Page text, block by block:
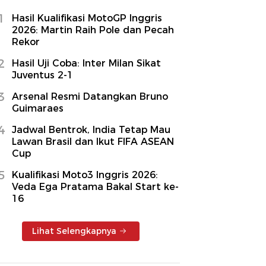
Hasil Kualifikasi MotoGP Inggris
2026: Martin Raih Pole dan Pecah
Rekor
Hasil Uji Coba: Inter Milan Sikat
Juventus 2-1
Arsenal Resmi Datangkan Bruno
Guimaraes
Jadwal Bentrok, India Tetap Mau
Lawan Brasil dan Ikut FIFA ASEAN
Cup
Kualifikasi Moto3 Inggris 2026:
Veda Ega Pratama Bakal Start ke-
16
Lihat Selengkapnya